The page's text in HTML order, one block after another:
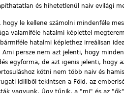
és hihetetlenül naiv evilági
le kellene számolni mindenféle
valamiféle hatalmi képlettel
hatalmi képlethez irreálisan
persze nem azt jelenti, hogy
egyforma, de azt igenis jelenti, hogy
kötni nem több naiv és
idillből tekintsen a Föld, az
vagyunk. Úgy tűnik, a "mi" és az